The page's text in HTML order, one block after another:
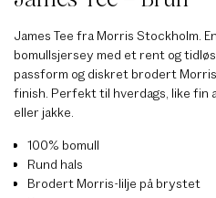
James Tee fra Morris Stockholm.
bomullsjersey med et rent og
passform og diskret brodert
finish. Perfekt til hverdags, like fin
eller jakke.
100% bomull
Rund hals
Brodert Morris-lilje på brystet